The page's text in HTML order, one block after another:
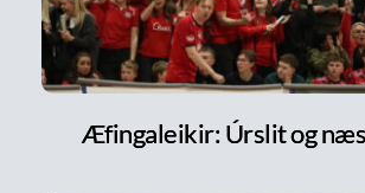
Æfingaleikir: Úrslit og